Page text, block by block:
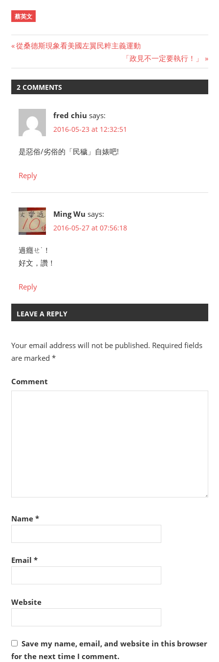
蔡英文
navigation
Previous
從桑德斯現象看美國左翼民粹主義運動
Next
Post:
「政見不一定要執行！」
2 COMMENTS
fred chiu says:
2016-05-23 at 12:32:51
是惡俗/劣俗的「民穢」自婊吧!
Reply
Ming Wu says:
2016-05-27 at 07:56:18
過癮ㄝ˙！
好文，讚！
Reply
LEAVE A REPLY
Your email address will not be published. Required fields
are marked *
Comment
Name *
Email *
Website
Save my name, email, and website in this browser
for the next time I comment.